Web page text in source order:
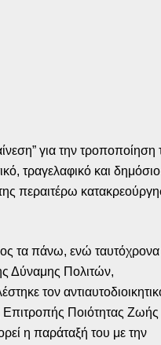
για την τροποποίηση
τραγελαφικό και
περαιτέρω
τα πάνω, ενώ ταυτόχρονα
Δύναμης Πολιτών,
τον
Ποιότητας Ζωής
η παράταξή του με την